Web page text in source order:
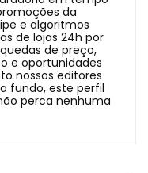
da
e algoritmos
de lojas 24h por
de preço,
e oportunidades
nossos editores
fundo, este perfil
perca nenhuma